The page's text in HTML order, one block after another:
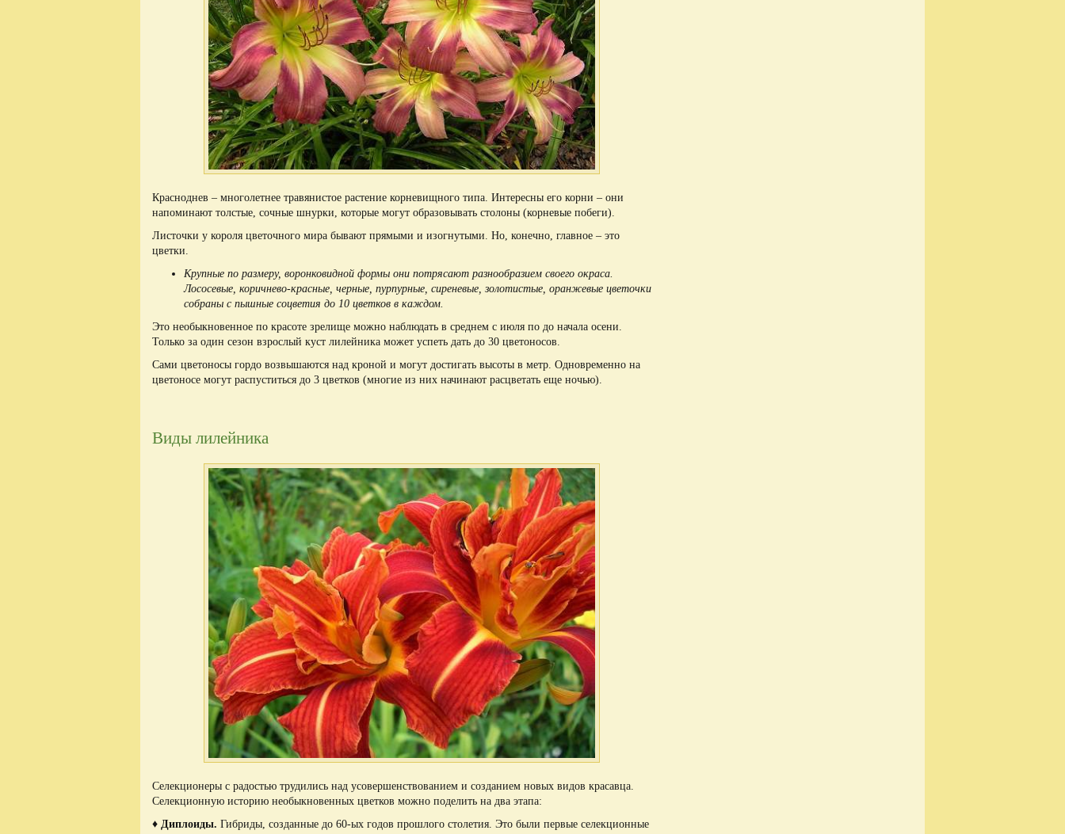
Красноднев – многолетнее травянистое растение корневищного типа. Интересны его корни – они
напоминают толстые, сочные шнурки, которые могут образовывать столоны (корневые побеги).
Листочки у короля цветочного мира бывают прямыми и изогнутыми. Но, конечно, главное – это
цветки.
Крупные по размеру, воронковидной формы они потрясают разнообразием своего окраса.
Лососевые, коричнево-красные, черные, пурпурные, сиреневые, золотистые, оранжевые цветочки
собраны с пышные соцветия до 10 цветков в каждом.
Это необыкновенное по красоте зрелище можно наблюдать в среднем с июля по до начала осени.
Только за один сезон взрослый куст лилейника может успеть дать до 30 цветоносов.
Сами цветоносы гордо возвышаются над кроной и могут достигать высоты в метр. Одновременно на
цветоносе могут распуститься до 3 цветков (многие из них начинают расцветать еще ночью).
Виды лилейника
Селекционеры с радостью трудились над усовершенствованием и созданием новых видов красавца.
Селекционную историю необыкновенных цветков можно поделить на два этапа:
♦ Диплоиды. Гибриды, созданные до 60-ых годов прошлого столетия. Это были первые селекционные